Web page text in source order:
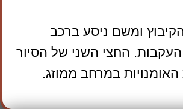
ומשם ניסע ברכב
החצי השני של הסיור
במרחב ממוזג.